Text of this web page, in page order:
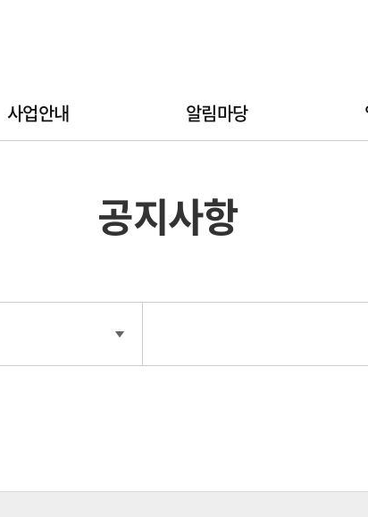
사업안내 알림마당
공지사항